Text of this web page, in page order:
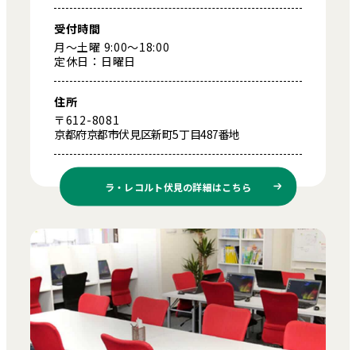
受付時間
月～土曜 9:00～18:00
定休日：日曜日
住所
〒612-8081
京都府京都市伏見区新町5丁目487番地
ラ・レコルト伏見の詳細はこちら